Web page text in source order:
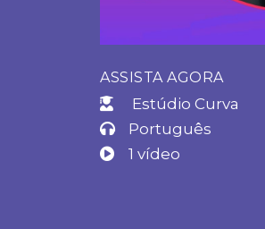
ASSISTA AGORA
Estúdio Curva
Português
1 vídeo